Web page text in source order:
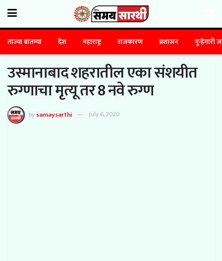
ताज्या बातम्या देश महाराष्ट्र राजकारण प्रशासन गुन्हेगारी
उस्मानाबाद शहरातील एका संशयीत
रुग्णाचा मृत्यू तर 8 नवे रुग्ण
bysamaysarthi July 6, 2020